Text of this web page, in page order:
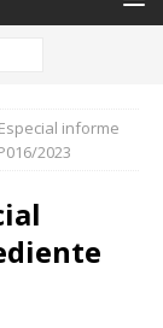
informe
2023